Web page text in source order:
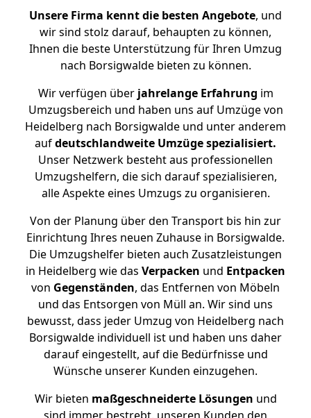
Unsere Firma kennt die besten Angebote, und
wir sind stolz darauf, behaupten zu können,
Ihnen die beste Unterstützung für Ihren Umzug
nach Borsigwalde bieten zu können.
Wir verfügen überjahrelange Erfahrung im
Umzugsbereich und haben uns auf Umzüge von
Heidelberg nach Borsigwalde und unter anderem
aufdeutschlandweite Umzüge spezialisiert.
Unser Netzwerk besteht aus professionellen
Umzugshelfern, die sich darauf spezialisieren,
alle Aspekte eines Umzugs zu organisieren.
Von der Planung über den Transport bis hin zur
Einrichtung Ihres neuen Zuhause in Borsigwalde.
Die Umzugshelfer bieten auch Zusatzleistungen
in Heidelberg wie das Verpacken und Entpacken
von Gegenständen, das Entfernen von Möbeln
und das Entsorgen von Müll an. Wir sind uns
bewusst, dass jeder Umzug von Heidelberg nach
Borsigwalde individuell ist und haben uns daher
darauf eingestellt, auf die Bedürfnisse und
Wünsche unserer Kunden einzugehen.
Wir bieten maßgeschneiderte Lösungen und